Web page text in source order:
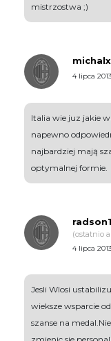
mistrzostwa ;)
4 lipca
Italia wie juz jakie
napewno
najbardziej mają
optymalnej formie.
(ostatnio
4 lipca
Jesli Wlosi
wieksze wsparcie
szanse na